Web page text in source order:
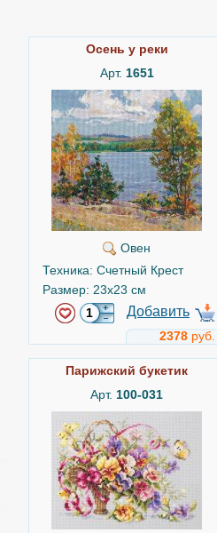
Осень у реки
Арт. 1651
Овен
Техника: Счетный Крест
Размер: 23x23 см
Добавить
2378 руб.
Парижский букетик
Арт. 100-031